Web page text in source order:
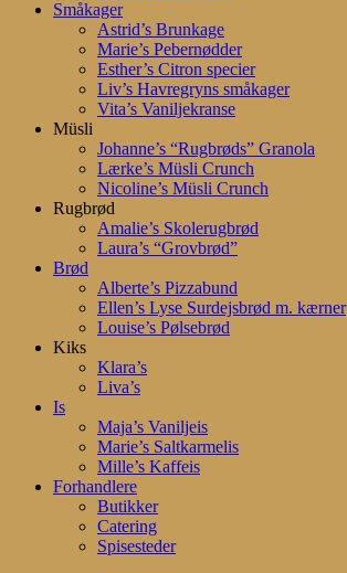
Småkager
Astrid’s Brunkage
Marie’s Pebernødder
Esther’s Citron specier
Liv’s Havregryns småkager
Vita’s Vaniljekranse
Müsli
Johanne’s “Rugbrøds” Granola
Lærke’s Müsli Crunch
Nicoline’s Müsli Crunch
Rugbrød
Amalie’s Skolerugbrød
Laura’s “Grovbrød”
Brød
Alberte’s Pizzabund
Ellen’s Lyse Surdejsbrød m. kærner
Louise’s Pølsebrød
Kiks
Klara’s
Liva’s
Is
Maja’s Vaniljeis
Marie’s Saltkarmelis
Mille’s Kaffeis
Forhandlere
Butikker
Catering
Spisesteder